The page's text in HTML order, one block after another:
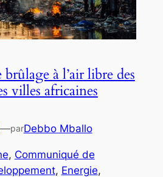
à l’air libre des
villes africaines
—parDebbo Mballo
, Communiqué de
, Energie